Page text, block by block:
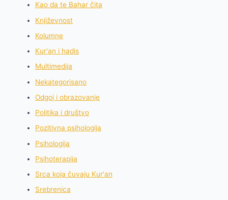
Kao da te Bahar čita
Književnost
Kolumne
Kur'an i hadis
Multimedija
Nekategorisano
Odgoj i obrazovanje
Politika i društvo
Pozitivna psihologija
Psihologija
Psihoterapija
Srca koja čuvaju Kur'an
Srebrenica